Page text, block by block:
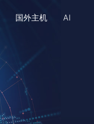
国外主机 AI